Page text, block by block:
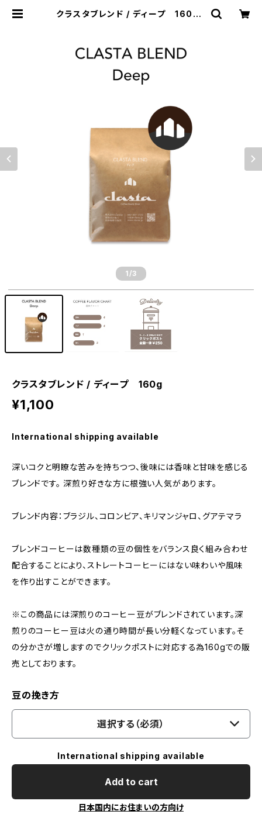
クラスタブレンド / ディープ 160g |
1 /3
クラスタブレンド / ディープ 160g
¥1,100
International shipping available
深いコクと明瞭な苦みを持ちつつ、後味には香味と甘味を感じる
ブレンドです。 深煎り好きな方に根強い人気があります。
ブレンド内容：ブラジル、コロンビア、キリマンジャロ、グアテマラ
ブレンドコーヒーは数種類の豆の個性をバランス良く組み合わせ
配合することにより、ストレートコーヒーにはない味わいや風味
を作り出すことができます。
※この商品には深煎りのコーヒー豆がブレンドされています。深
煎りのコーヒー豆は火の通り時間が長い分軽くなっています。そ
の分かさが増しますのでクリックポストに対応する為160gでの販
売としております。
豆の挽き方
選択する（必須）
International shipping available
Add to cart
日本国内にお住まいの方向け